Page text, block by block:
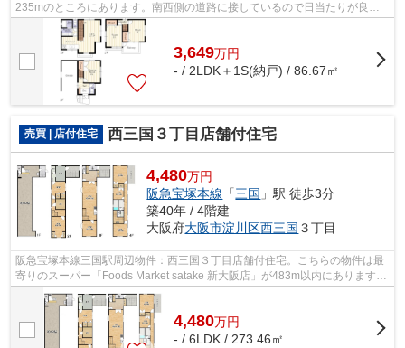
235mのところにあります。南西側の道路に接しているので日当たりが良く
快適です。中古の戸建て物件は便利な価...
3,649万円
- / 2LDK＋1S(納戸) / 86.67㎡
売買 | 店付住宅 西三国３丁目店舗付住宅
4,480万円
阪急宝塚本線 「三国 」駅 徒歩3分
築40年 / 4階建
大阪府大阪市淀川区西三国 ３丁目
阪急宝塚本線三国駅周辺物件：西三国３丁目店舗付住宅。こちらの物件は最
寄りのスーパー「Foods Market satake 新大阪店」が483m以内にあります。
こだわりの条件として選ばれることが...
4,480万円
- / 6LDK / 273.46㎡